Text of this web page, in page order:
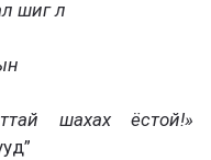
шиг л
шахах ёстой!»